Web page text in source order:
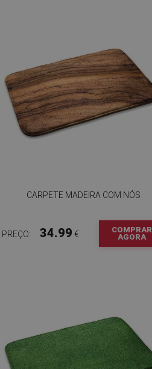
CARPETE MADEIRA COM NÓS
PREÇO: 34.99 €
COMPRAR
AGORA